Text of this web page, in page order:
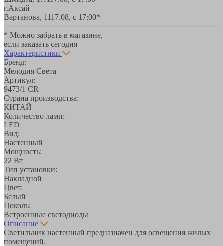
г.Аксай
Вартанова, 1117.08, с 17:00*
* Можно забрать в магазине,
если заказать сегодня
Характеристики
Бренд:
Мелодия Света
Артикул:
9473/1 CR
Страна производства:
КИТАЙ
Количество ламп:
LED
Вид:
Настенный
Мощность:
22 Вт
Тип установки:
Накладной
Цвет:
Белый
Цоколь:
Встроенные светодиоды
Описание
Светильник настенный предназначен для освещения жилых
помещений.